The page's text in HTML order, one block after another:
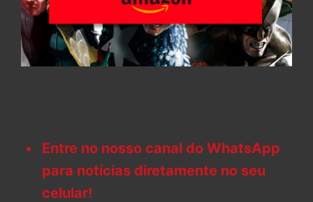
Entre no nosso canal do WhatsApp
para notícias diretamente no seu
celular!